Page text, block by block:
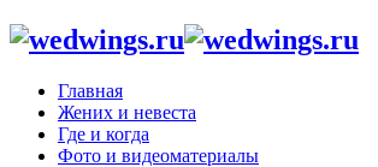
Главная
Жених и невеста
Где и когда
Фото и видеоматериалы